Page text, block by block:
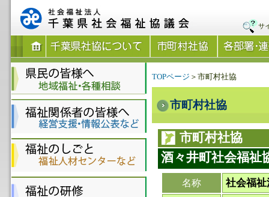
サ
TOPページ ＞市町村社協
市町村社協
市町村社協
酒々井町社会福祉
名称 社会福